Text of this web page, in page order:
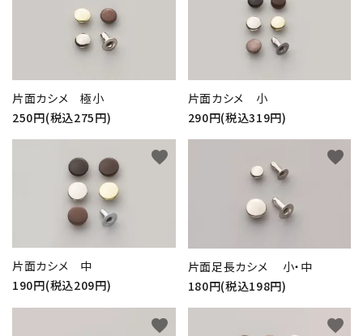
片面カシメ 極小
250円(税込275円)
片面カシメ 小
290円(税込319円)
片面カシメ 中
190円(税込209円)
favorite
片面足長カシメ 小・中
180円(税込198円)
favorite
favorite favorite